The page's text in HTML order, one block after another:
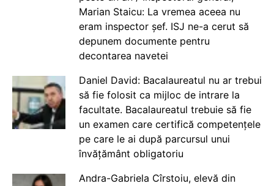
Marian Staicu: La vremea aceea nu
eram inspector șef. ISJ ne-a cerut să
depunem documente pentru
decontarea navetei
Daniel David: Bacalaureatul nu ar trebui
să fie folosit ca mijloc de intrare la
facultate. Bacalaureatul trebuie să fie
un examen care certifică competențele
pe care le ai după parcursul unui
învățământ obligatoriu
Andra-Gabriela Cîrstoiu, elevă din